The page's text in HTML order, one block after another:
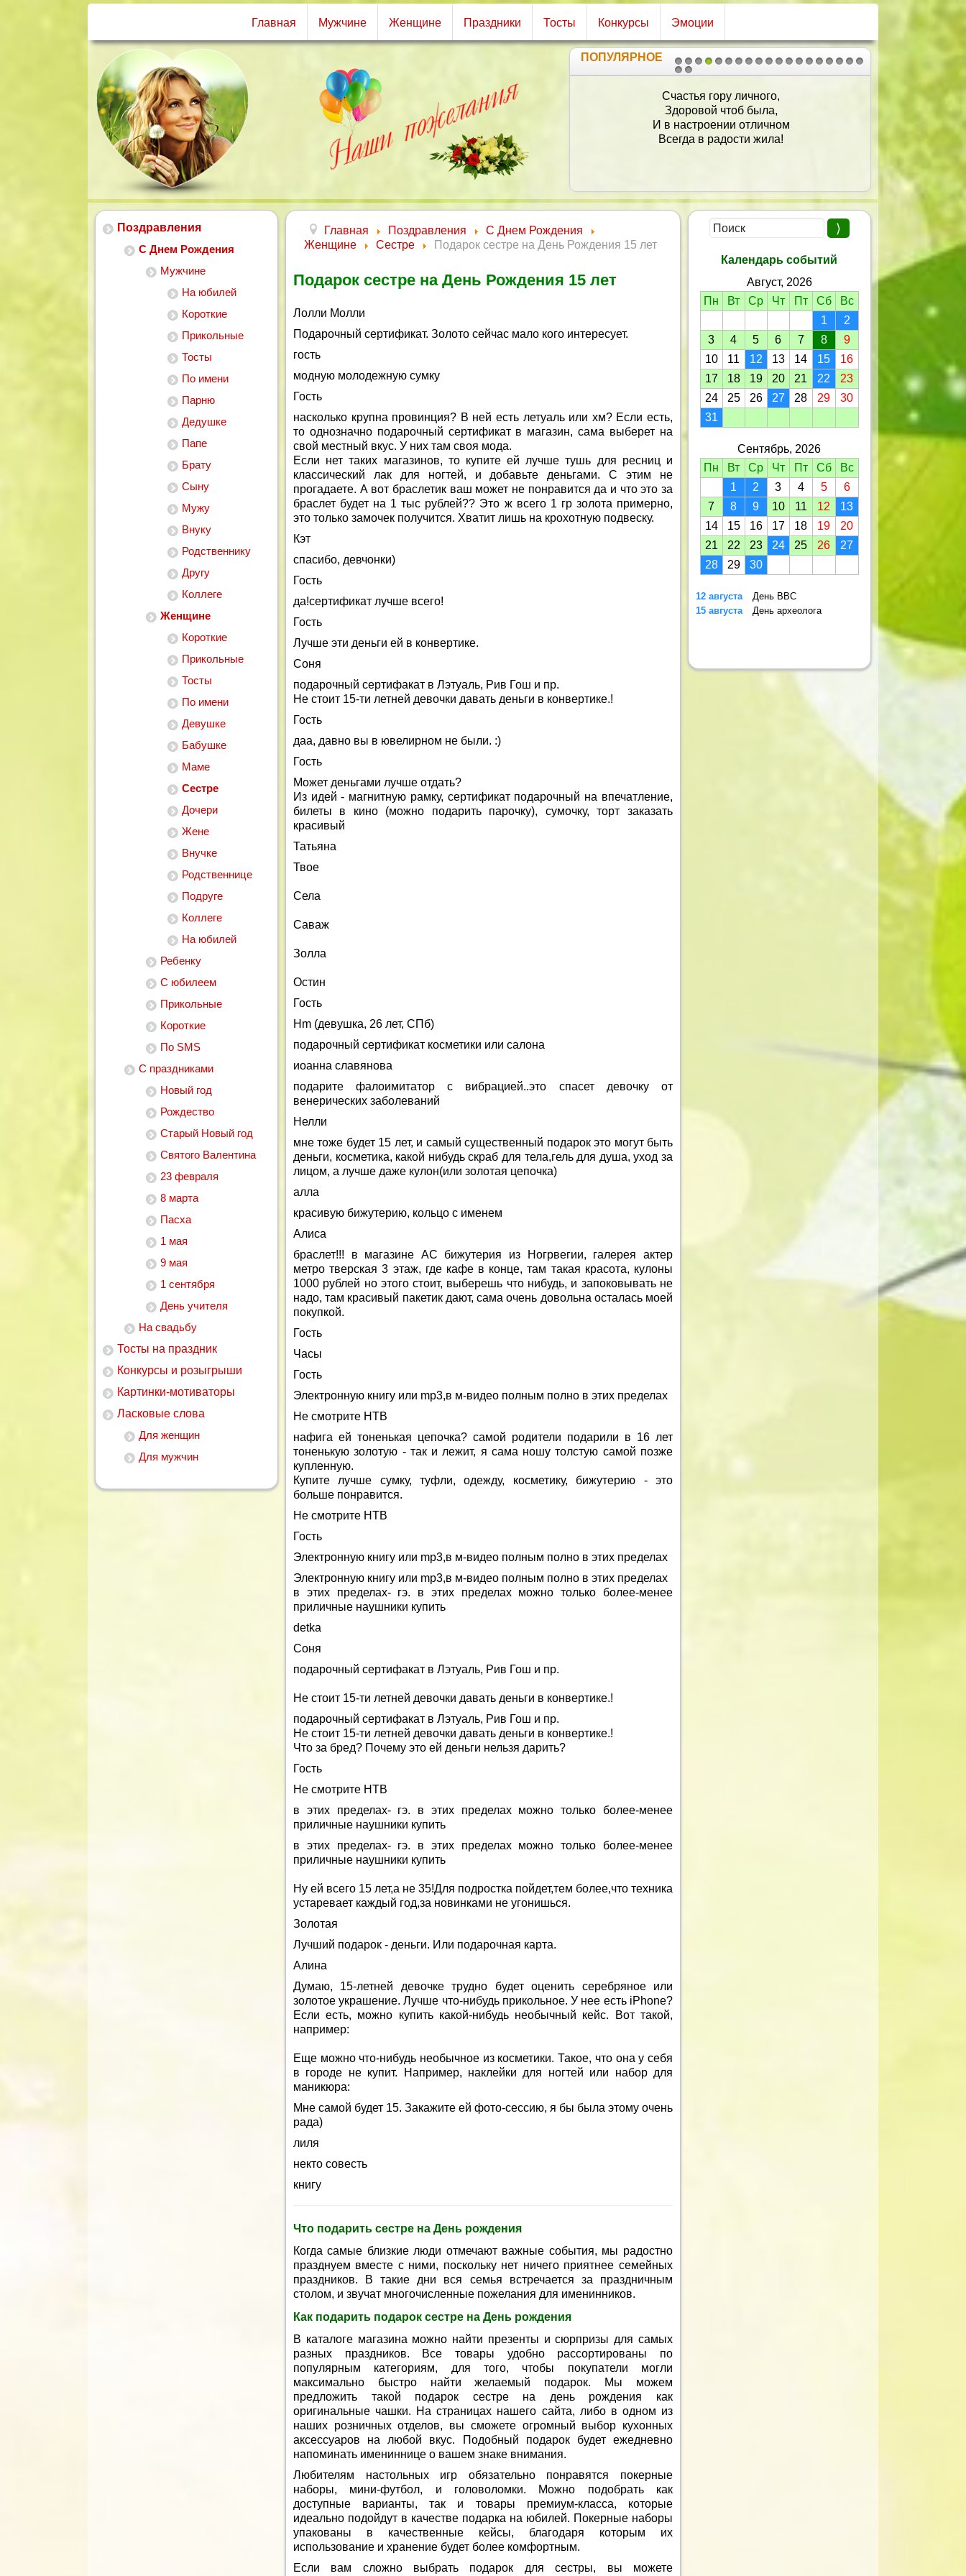
Главная Мужчине Женщине Праздники Тосты Конкурсы Эмоции
1 2
2021
ПОПУЛЯРНОЕ
Счастья гору личного,
Здоровой чтоб была,
И в настроении отличном
Всегда в радости жила!
Поздравления
С Днем Рождения
Мужчине
На юбилей
Короткие
Прикольные
Тосты
По имени
Парню
Дедушке
Папе
Брату
Сыну
Мужу
Внуку
Родственнику
Другу
Коллеге
Женщине
Короткие
Прикольные
Тосты
По имени
Девушке
Бабушке
Маме
Сестре
Дочери
Жене
Внучке
Родственнице
Подруге
Коллеге
На юбилей
Ребенку
С юбилеем
Прикольные
Короткие
По SMS
С праздниками
Новый год
Рождество
Старый Новый год
Святого Валентина
23 февраля
8 марта
Пасха
1 мая
9 мая
1 сентября
День учителя
На свадьбу
Тосты на праздник
Конкурсы и розыгрыши
Картинки-мотиваторы
Ласковые слова
Для женщин
Для мужчин
Главная Поздравления
С Днем Рождения
Женщине
Сестре Подарок сестре на День Рождения 15 лет
Подарок сестре на День Рождения 15 лет
Лолли Молли
Подарочный сертификат. Золото сейчас мало кого интересует.
гость
модную молодежную сумку
Гость
насколько крупна провинция? В ней есть летуаль или хм? Если есть,
то однозначно подарочный сертификат в магазин, сама выберет на
свой местный вкус. У них там своя мода.
Если нет таких магазинов, то купите ей лучше тушь для ресниц и
классический лак для ногтей, и добавьте деньгами. С этим не
прогадаете. А вот браслетик ваш может не понравится да и что это за
браслет будет на 1 тыс рублей?? Это ж всего 1 гр золота примерно,
это только замочек получится. Хватит лишь на крохотную подвеску.
Кэт
спасибо, девчонки)
Гость
да!сертификат лучше всего!
Гость
Лучше эти деньги ей в конвертике.
Соня
подарочный сертифакат в Лэтуаль, Рив Гош и пр.
Не стоит 15-ти летней девочки давать деньги в конвертике.!
Гость
даа, давно вы в ювелирном не были. :)
Гость
Может деньгами лучше отдать?
Из идей - магнитную рамку, сертификат подарочный на впечатление,
билеты в кино (можно подарить парочку), сумочку, торт заказать
красивый
Татьяна
Твое
Села
Саваж
Золла
Остин
Гость
Hm (девушка, 26 лет, СПб)
подарочный сертификат косметики или салона
иоанна славянова
подарите фалоимитатор с вибрацией..это спасет девочку от
венерических заболеваний
Нелли
мне тоже будет 15 лет, и самый существенный подарок это могут быть
деньги, косметика, какой нибудь скраб для тела,гель для душа, уход за
лицом, а лучше даже кулон(или золотая цепочка)
алла
красивую бижутерию, кольцо с именем
Алиса
браслет!!! в магазине AC бижутерия из Ногрвегии, галерея актер
метро тверская 3 этаж, где кафе в конце, там такая красота, кулоны
1000 рублей но этого стоит, выберешь что нибудь, и запоковывать не
надо, там красивый пакетик дают, сама очень довольна осталась моей
покупкой.
Гость
Часы
Гость
Электронную книгу или mp3,в м-видео полным полно в этих пределах
Не смотрите НТВ
нафига ей тоненькая цепочка? самой родители подарили в 16 лет
тоненькую золотую - так и лежит, я сама ношу толстую самой позже
купленную.
Купите лучше сумку, туфли, одежду, косметику, бижутерию - это
больше понравится.
Не смотрите НТВ
Гость
Электронную книгу или mp3,в м-видео полным полно в этих пределах
Электронную книгу или mp3,в м-видео полным полно в этих пределах
в этих пределах- гэ. в этих пределах можно только более-менее
приличные наушники купить
detka
Соня
подарочный сертифакат в Лэтуаль, Рив Гош и пр.
Не стоит 15-ти летней девочки давать деньги в конвертике.!
подарочный сертифакат в Лэтуаль, Рив Гош и пр.
Не стоит 15-ти летней девочки давать деньги в конвертике.!
Что за бред? Почему это ей деньги нельзя дарить?
Гость
Не смотрите НТВ
в этих пределах- гэ. в этих пределах можно только более-менее
приличные наушники купить
в этих пределах- гэ. в этих пределах можно только более-менее
приличные наушники купить
Ну ей всего 15 лет,а не 35!Для подростка пойдет,тем более,что техника
устаревает каждый год,за новинками не угонишься.
Золотая
Лучший подарок - деньги. Или подарочная карта.
Алина
Думаю, 15-летней девочке трудно будет оценить серебряное или
золотое украшение. Лучше что-нибудь прикольное. У нее есть iPhone?
Если есть, можно купить какой-нибудь необычный кейс. Вот такой,
например:
Еще можно что-нибудь необычное из косметики. Такое, что она у себя
в городе не купит. Например, наклейки для ногтей или набор для
маникюра:
Мне самой будет 15. Закажите ей фото-сессию, я бы была этому очень
рада)
лиля
некто совесть
книгу
Что подарить сестре на День рождения
Когда самые близкие люди отмечают важные события, мы радостно
празднуем вместе с ними, поскольку нет ничего приятнее семейных
праздников. В такие дни вся семья встречается за праздничным
столом, и звучат многочисленные пожелания для именинников.
Как подарить подарок сестре на День рождения
В каталоге магазина можно найти презенты и сюрпризы для самых
разных праздников. Все товары удобно рассортированы по
популярным категориям, для того, чтобы покупатели могли
максимально быстро найти желаемый подарок. Мы можем
предложить такой подарок сестре на день рождения как
оригинальные чашки. На страницах нашего сайта, либо в одном из
наших розничных отделов, вы сможете огромный выбор кухонных
аксессуаров на любой вкус. Подобный подарок будет ежедневно
напоминать имениннице о вашем знаке внимания.
Любителям настольных игр обязательно понравятся покерные
наборы, мини-футбол, и головоломки. Можно подобрать как
доступные варианты, так и товары премиум-класса, которые
идеально подойдут в качестве подарка на юбилей. Покерные наборы
упакованы в качественные кейсы, благодаря которым их
использование и хранение будет более комфортным.
Если вам сложно выбрать подарок для сестры, вы можете
Календарь событий
Август, 2026
Пн
Вт Ср Чт Пт Сб
Вс
1
2
3
4 5 6 7 8
9
10
11 12 13 14 15
16
17
18 19 20 21 22
23
24
25 26 27 28 29
30
31
Сентябрь, 2026
Пн
Вт Ср Чт Пт Сб
Вс
1
2 3 4 5
6
7
8 9 10 11 12
13
14
15 16 17 18 19
20
21
22 23 24 25 26
27
28
29 30
12 августа
День ВВС
15 августа
День археолога